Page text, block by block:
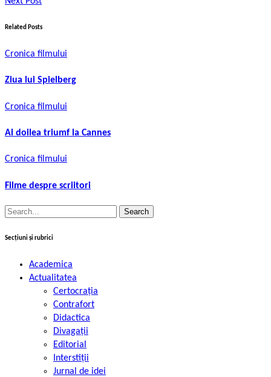
Related Posts
Cronica filmului
Ziua lui Spielberg
Cronica filmului
Al doilea triumf la Cannes
Cronica filmului
Filme despre scriitori
Search
Secțiuni și rubrici
Academica
Actualitatea
Certocrația
Contrafort
Didactica
Divagații
Editorial
Interstiții
Jurnal de idei